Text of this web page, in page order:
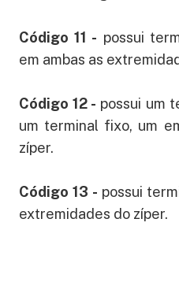
Código 11 - possui
em ambas as
Código 12 - possui um
um terminal fixo, um
zíper.
Código 13 - possui
extremidades do zíper.